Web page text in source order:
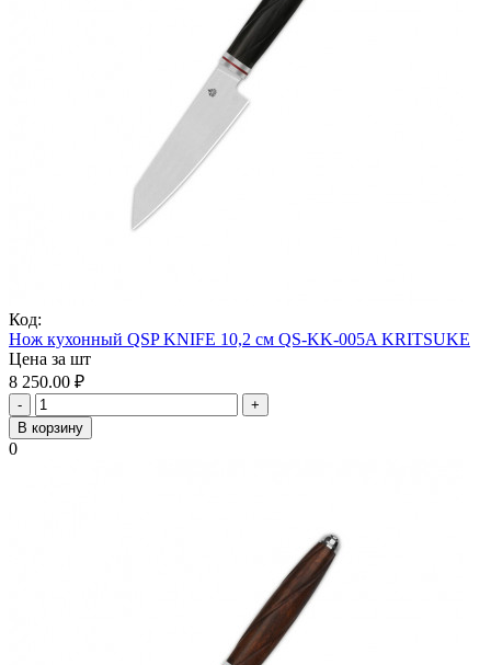
Код:
Нож кухонный QSP KNIFE 10,2 см QS-KK-005A KRITSUKE
Цена за шт
8 250.00 ₽
-
+
В корзину
0